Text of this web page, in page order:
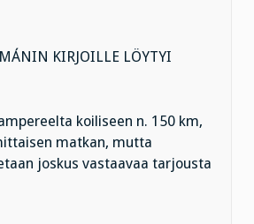
KIRJOILLE LÖYTYI
koiliseen n. 150 km,
matkan, mutta
joskus vastaavaa tarjousta